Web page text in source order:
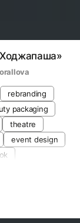
rebranding
packaging
theatre
event design